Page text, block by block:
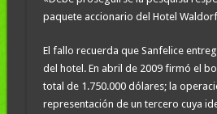
paquete accionario del Hotel
El fallo recuerda que Sanfelice
del hotel. En abril de 2009 firmó el
total de 1.750.000 dólares; la
representación de un tercero cuya